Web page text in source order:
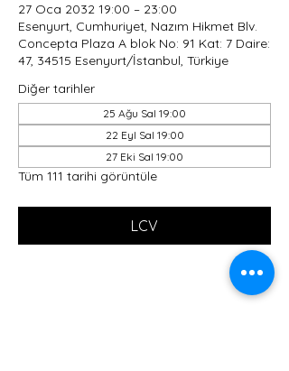
27 Oca 2032 19:00 – 23:00
Esenyurt, Cumhuriyet, Nazım Hikmet Blv.
Concepta Plaza A blok No: 91 Kat: 7 Daire:
47, 34515 Esenyurt/İstanbul, Türkiye
Diğer tarihler
25 Ağu Sal 19:00
22 Eyl Sal 19:00
27 Eki Sal 19:00
Tüm 111 tarihi görüntüle
LCV